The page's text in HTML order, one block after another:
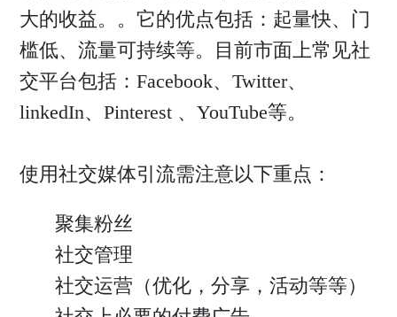
大的收益。。它的优点包括：起量快、门
槛低、流量可持续等。目前市面上常见社
交平台包括：Facebook、Twitter、
linkedIn、Pinterest 、YouTube等。
使用社交媒体引流需注意以下重点：
聚集粉丝
社交管理
社交运营（优化，分享，活动等等）